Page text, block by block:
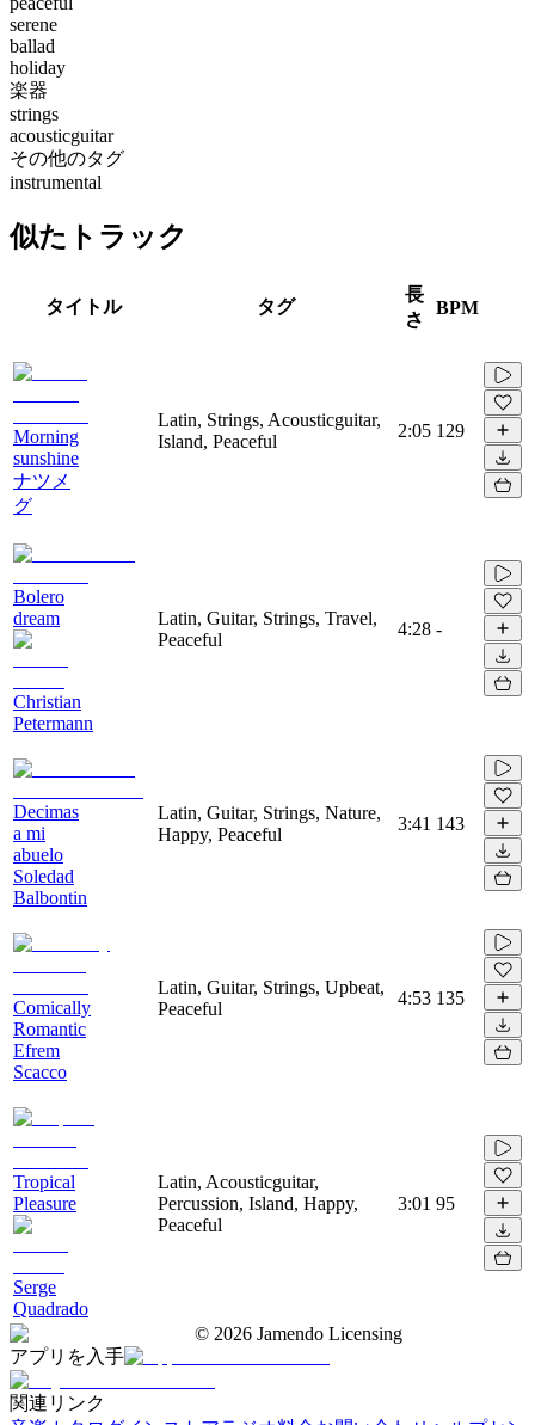
serene
ballad
holiday
楽器
strings
acousticguitar
その他のタグ
instrumental
似たトラック
タイトル タグ
長
さ
BPM
Morning
sunshine
ナツメ
グ
Latin, Strings, Acousticguitar,
Island, Peaceful
2:05 129
Bolero
dream
Christian
Petermann
Latin, Guitar, Strings, Travel,
Peaceful
4:28 -
Decimas
a mi
abuelo
Soledad
Balbontin
Latin, Guitar, Strings, Nature,
Happy, Peaceful
3:41 143
Comically
Romantic
Efrem
Scacco
Latin, Guitar, Strings, Upbeat,
Peaceful
4:53 135
Tropical
Pleasure
Serge
Quadrado
Latin, Acousticguitar,
Percussion, Island, Happy,
Peaceful
3:01 95
© 2026 Jamendo Licensing
アプリを入手
関連リンク